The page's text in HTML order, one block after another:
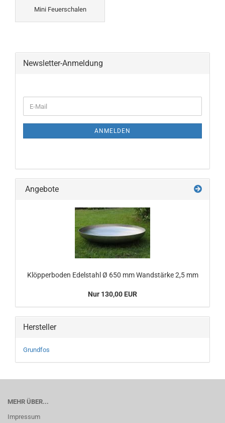
Mini Feuerschalen
Newsletter-Anmeldung
ZUR
E-
Mail
ANMELDEN
Angebote
Klöpperboden Edelstahl Ø 650 mm Wandstärke 2,5 mm
Nur 130,00 EUR
Hersteller
Grundfos
MEHR ÜBER...
Impressum